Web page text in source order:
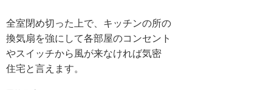
全室閉め切った上で、キッチンの所の
換気扇を強にして各部屋のコンセント
やスイッチから風が来なければ気密
住宅と言えます。